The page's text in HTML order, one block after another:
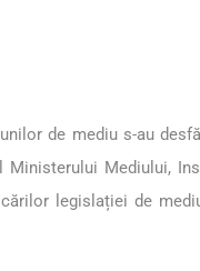
de mediu s-au
Mediului,
legislației de